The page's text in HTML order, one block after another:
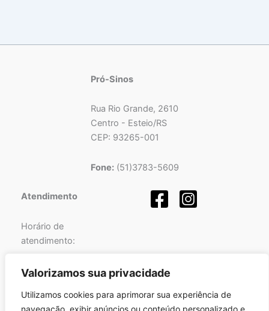
Valorizamos sua privacidade
Utilizamos cookies para aprimorar sua experiência de
navegação, exibir anúncios ou conteúdo personalizado e
Pró-Sinos
Rua Rio Grande, 2610
Centro - Esteio/RS
CEP: 93265-001
Fone:(51)3783-5609
Atendimento
Horário de
atendimento:
Segunda a Sexta-feira
das13hàs17h.